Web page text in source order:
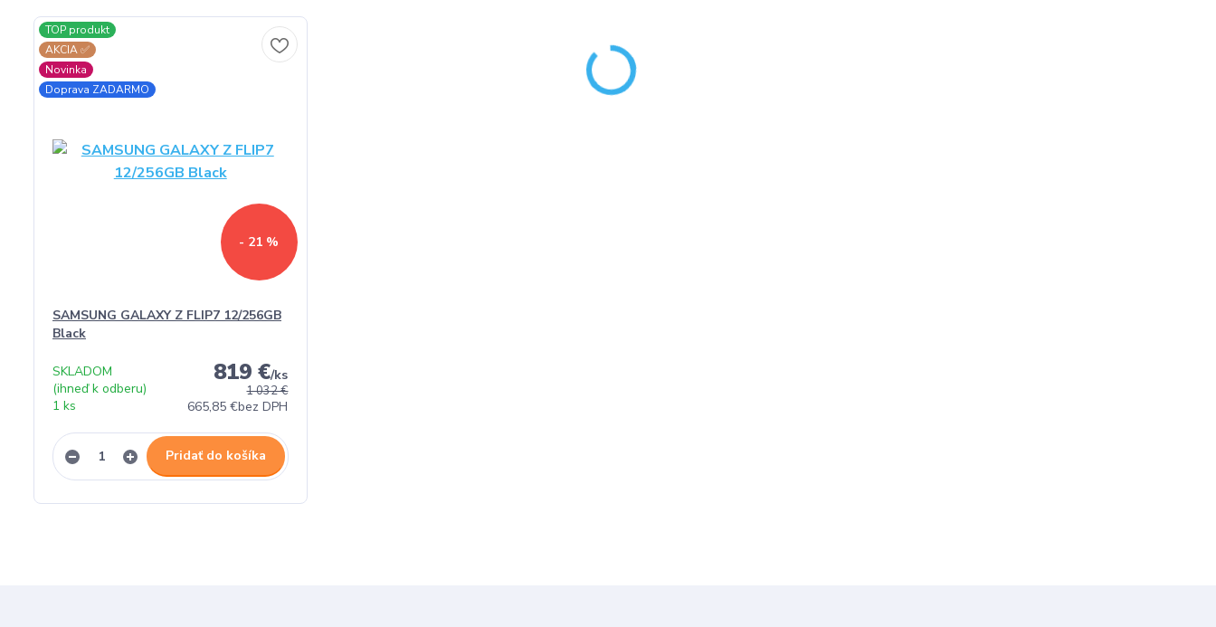
TOP produkt
AKCIA ✅
Novinka
Doprava ZADARMO
- 21 %
SAMSUNG GALAXY Z FLIP7 12/256GB
Black
1 032 €
819 €/ks
665,85 €bez DPH
SKLADOM
(ihneď k odberu)
1 ks
Pridať do košíka